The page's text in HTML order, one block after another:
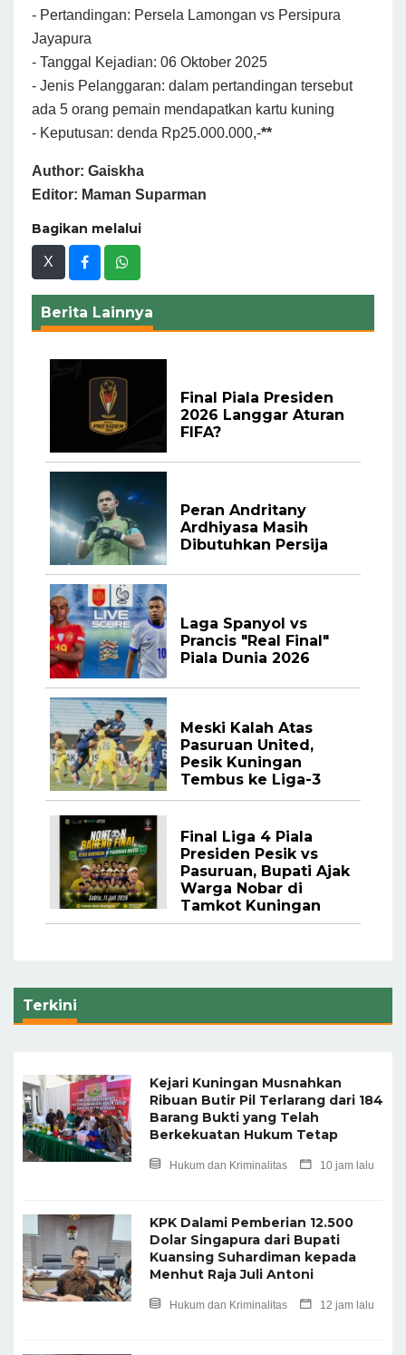
- Pertandingan: Persela Lamongan vs Persipura
Jayapura
- Tanggal Kejadian: 06 Oktober 2025
- Jenis Pelanggaran: dalam pertandingan tersebut
ada 5 orang pemain mendapatkan kartu kuning
- Keputusan: denda Rp25.000.000,-**
Author: Gaiskha
Editor: Maman Suparman
Bagikan melalui
X
Berita Lainnya
Final Piala Presiden
2026 Langgar Aturan
FIFA?
Peran Andritany
Ardhiyasa Masih
Dibutuhkan Persija
Laga Spanyol vs
Prancis "Real Final"
Piala Dunia 2026
Meski Kalah Atas
Pasuruan United,
Pesik Kuningan
Tembus ke Liga-3
Final Liga 4 Piala
Presiden Pesik vs
Pasuruan, Bupati Ajak
Warga Nobar di
Tamkot Kuningan
Terkini
Kejari Kuningan Musnahkan
Ribuan Butir Pil Terlarang dari 184
Barang Bukti yang Telah
Berkekuatan Hukum Tetap
Hukum dan Kriminalitas 10 jam lalu
KPK Dalami Pemberian 12.500
Dolar Singapura dari Bupati
Kuansing Suhardiman kepada
Menhut Raja Juli Antoni
Hukum dan Kriminalitas 12 jam lalu